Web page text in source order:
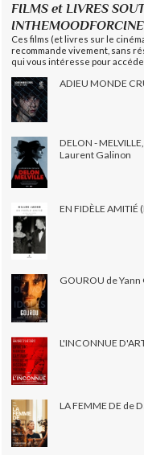
FILMS et LIVRES
Ces films (et livres sur le
recommande vivement, sans
qui vous intéresse pour
ADIEU MONDE
DELON -
Laurent Galinon
EN FIDÈLE
GOUROU de Yann
L'INCONNUE
LA FEMME DE de